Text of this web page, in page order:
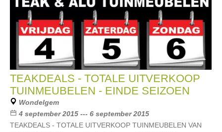
TEAKDEALS - TOTALE UITVERKOOP
TUINMEUBELEN - EINDE SEIZOEN
Wondelgem
4 september 2015 --- 6 september 2015
TEAKDEALS - TOTALE UITVERKOOP TUINMEUBELEN VAN